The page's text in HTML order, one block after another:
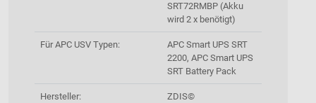
SRT72RMBP (Akku
wird 2 x benötigt)
Für APC USV Typen:
APC Smart UPS SRT
2200, APC Smart UPS
SRT Battery Pack
Hersteller: ZDIS©